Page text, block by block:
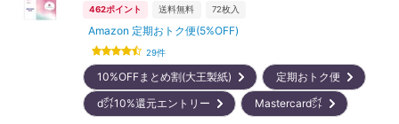
462ポイント 送料無料 72枚入
Amazon 定期おトク便(5%OFF)
29件
10%OFFまとめ割(大王製紙)
定期おトク便
d㌽10%還元エントリー
Mastercard㌽